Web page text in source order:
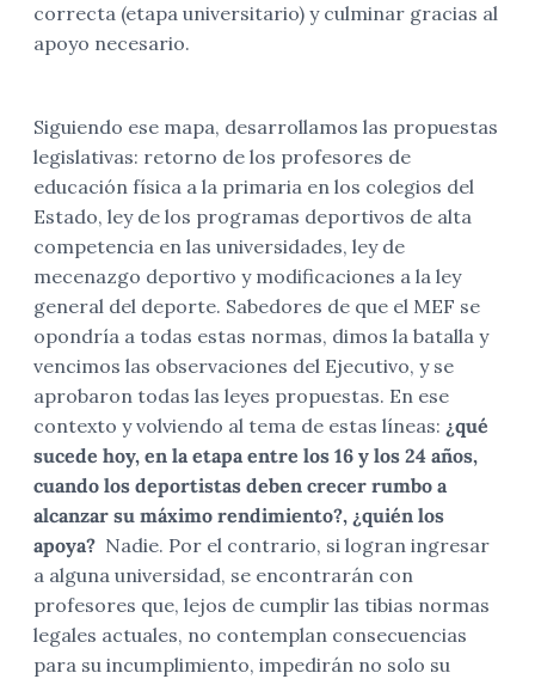
correcta (etapa universitario) y culminar gracias al
apoyo necesario.
Siguiendo ese mapa, desarrollamos las propuestas
legislativas: retorno de los profesores de
educación física a la primaria en los colegios del
Estado, ley de los programas deportivos de alta
competencia en las universidades, ley de
mecenazgo deportivo y modificaciones a la ley
general del deporte. Sabedores de que el MEF se
opondría a todas estas normas, dimos la batalla y
vencimos las observaciones del Ejecutivo, y se
aprobaron todas las leyes propuestas. En ese
contexto y volviendo al tema de estas líneas: ¿qué
sucede hoy, en la etapa entre los 16 y los 24 años,
cuando los deportistas deben crecer rumbo a
alcanzar su máximo rendimiento?, ¿quién los
apoya? Nadie. Por el contrario, si logran ingresar
a alguna universidad, se encontrarán con
profesores que, lejos de cumplir las tibias normas
legales actuales, no contemplan consecuencias
para su incumplimiento, impedirán no solo su